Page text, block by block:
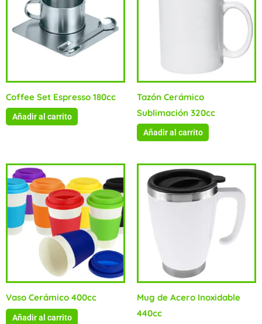
Coffee Set Espresso 180cc
Añadir al carrito
Tazón Cerámico
Sublimación 320cc
Añadir al carrito
Vaso Cerámico 400cc
Añadir al carrito
Mug de Acero Inoxidable
440cc